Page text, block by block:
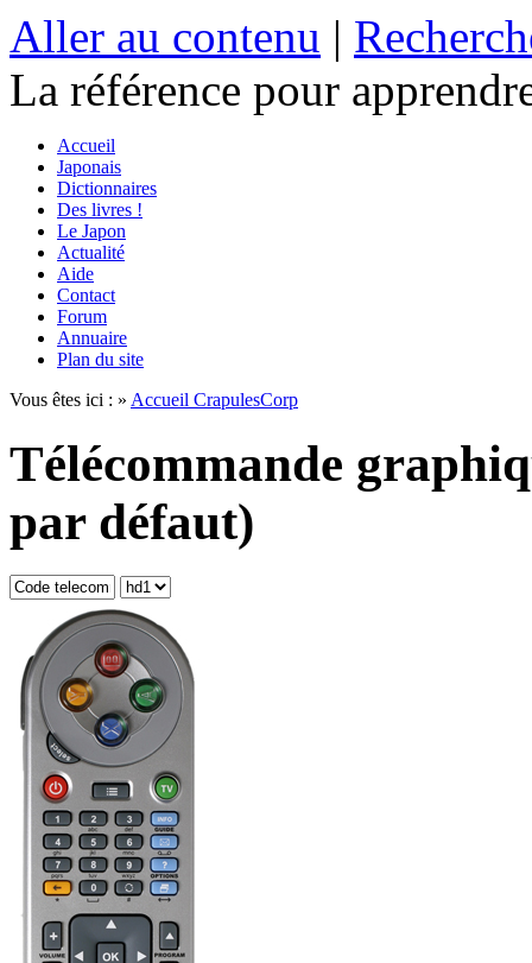
Aller au contenu |
La référence pour
Accueil
Japonais
Dictionnaires
Des livres !
Le Japon
Actualité
Aide
Contact
Forum
Annuaire
Plan du site
Vous êtes ici : » Accueil CrapulesCorp
Télécommande
par défaut)